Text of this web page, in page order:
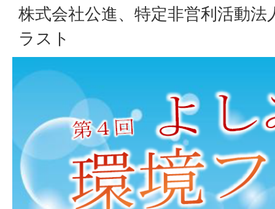
株式会社公進、特定非営利活動
ラスト